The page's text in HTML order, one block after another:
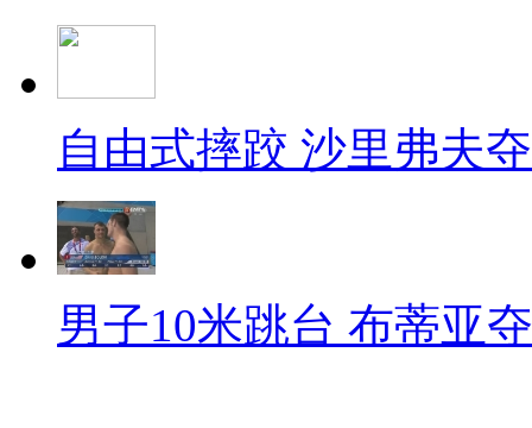
自由式摔跤 沙里弗夫
男子10米跳台 布蒂亚